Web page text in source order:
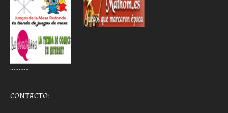
………..
CONTACTO: